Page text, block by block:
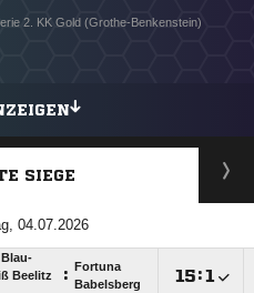
2. KK Gold (Grothe-Benkenstein)
SIEGE
04.07.2026
Blau-
Beelitz
:
Fortuna
Babelsberg
: